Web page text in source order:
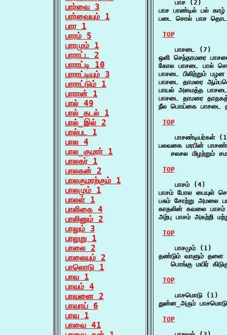
பார்வை 3
பார்வையும் 1
பார 1
பாரம் 5
பாரமும் 1
பாராட்ட 2
பாராட்டி 10
பாராட்டியும் 3
பாராட்டும் 1
பாரான் 1
பால் 49
பால்_கடல் 1
பால்_இல் 2
பால்பட 1
பால 4
பால_குமரர் 1
பாலகர் 1
பாலகன் 2
பாலகுமரற்கும் 1
பாலமும் 1
பாலள் 1
பாலிகை 4
பாலினும் 2
பாலும் 3
பாலுறு 1
பாலை 2
பாலையும் 2
பாலொடு 1
பாவ 1
பாவம் 4
பாவனை 2
பாவாய் 6
பாவு 1
பாவை 41
    பாச (2)
பாச பாண்டில் பல்
படை சொல் பாச
TOP
    பாசடை (7)
ஒளி செந்தாமரை
கோல பாசடை பால்
பாசடை பிலிற்றும்
பாசடை தாமரை
பாயல் அமைத்த
பாசடை தாமரை
நீல பொய்கை பாசடை
TOP
பாசண்டியர்கள்
பலவகை மரபின்
சலசல மிழற்றும்
TOP
    பாசம் (4)
பாசம் போல பையுள்
பசும் சோற்று
காதலின் கவலை
அற்பு பாசம் அகற்றி
TOP
    பாசமும் (1)
தண்டும் வாளும் தளை
பொங்கு மயிர்
TOP
    பாசமொடு (1)
துன்ன_அரும்
TOP